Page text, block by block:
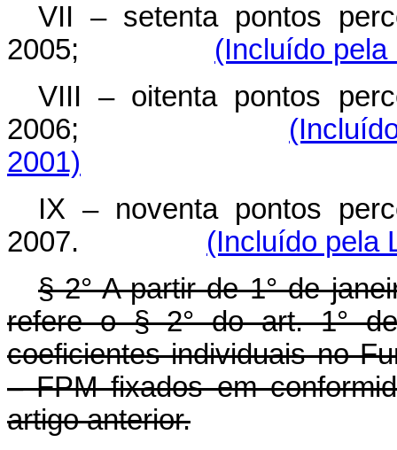
VII – setenta pontos
2005; (Incluído pela
VIII – oitenta pontos
2006;
2001)
IX – noventa pontos
2007. (Incluído pela
§ 2° A partir de 1° de
refere o § 2° do art. 1°
coeficientes individuais no
– FPM fixados em
artigo anterior.